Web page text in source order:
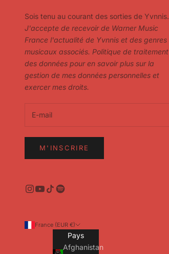
Sois tenu au courant des sorties de Yvnnis.
J'accepte de recevoir de Warner Music
France l'actualité de Yvnnis et des genres
musicaux associés. Politique de traitement
des données pour en savoir plus sur la
gestion de mes données personnelles et
exercer mes droits.
M'INSCRIRE
France (EUR €)
Pays
Afghanistan